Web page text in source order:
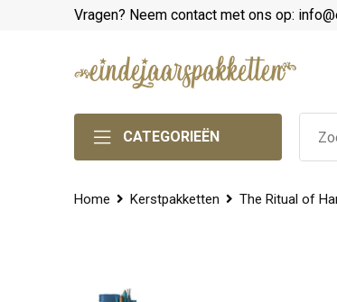
Vragen? Neem contact met ons op:
CATEGORIEËN
Home Kerstpakketten The Ritual of